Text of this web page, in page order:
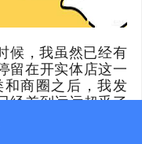
候，我虽然已经有
留在开实体店这一
商圈之后，我发
经差到远远超乎了